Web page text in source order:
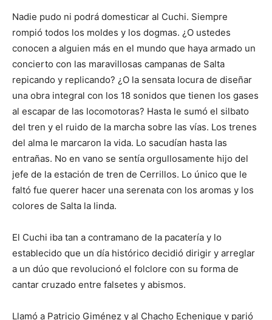
Nadie pudo ni podrá domesticar al Cuchi. Siempre
rompió todos los moldes y los dogmas. ¿O ustedes
conocen a alguien más en el mundo que haya armado un
concierto con las maravillosas campanas de Salta
repicando y replicando? ¿O la sensata locura de diseñar
una obra integral con los 18 sonidos que tienen los gases
al escapar de las locomotoras? Hasta le sumó el silbato
del tren y el ruido de la marcha sobre las vías. Los trenes
del alma le marcaron la vida. Lo sacudían hasta las
entrañas. No en vano se sentía orgullosamente hijo del
jefe de la estación de tren de Cerrillos. Lo único que le
faltó fue querer hacer una serenata con los aromas y los
colores de Salta la linda.
El Cuchi iba tan a contramano de la pacatería y lo
establecido que un día histórico decidió dirigir y arreglar
a un dúo que revolucionó el folclore con su forma de
cantar cruzado entre falsetes y abismos.
Llamó a Patricio Giménez y al Chacho Echenique y parió